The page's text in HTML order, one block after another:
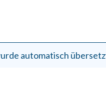
automatisch